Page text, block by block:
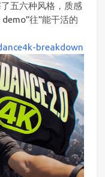
五六种风格，质感
往”能干活的
breakdown